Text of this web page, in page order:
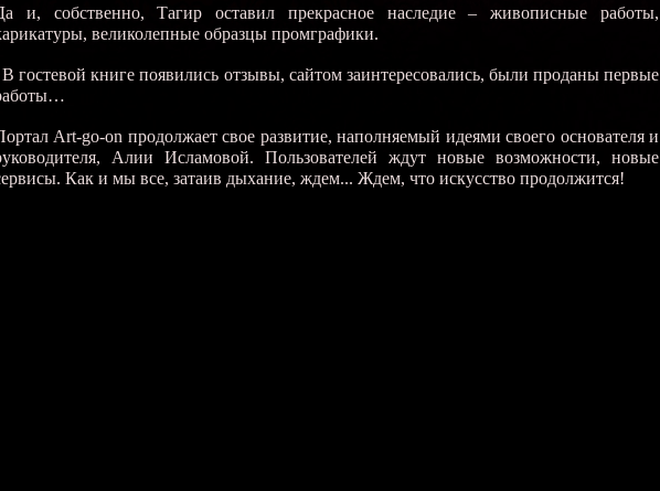
и, собственно, Тагир оставил прекрасное наследие – живописные работы,
великолепные образцы промграфики.
В гостевой книге появились отзывы, сайтом заинтересовались, были проданы первые
Art-go-on продолжает свое развитие, наполняемый идеями своего основателя и
Алии Исламовой. Пользователей ждут новые возможности, новые
Как и мы все, затаив дыхание, ждем... Ждем, что искусство продолжится!